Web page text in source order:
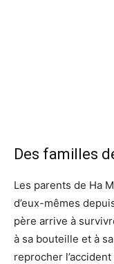
Des familles
Les parents de Ha
d’eux-mêmes
père arrive à
à sa bouteille et à
reprocher